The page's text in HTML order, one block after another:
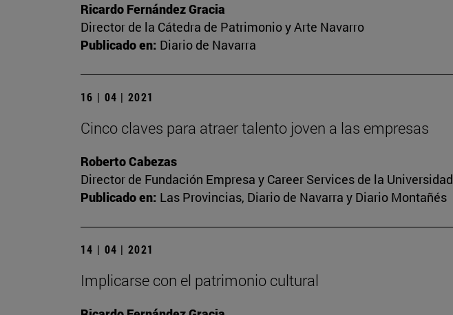
Ricardo Fernández Gracia
Director de la Cátedra de Patrimonio y Arte Navarro
Publicado en: Diario de Navarra
16 | 04 | 2021
Cinco claves para atraer talento joven a las empresas
Roberto Cabezas
Director de Fundación Empresa y Career Services de la Universidad
Publicado en: Las Provincias, Diario de Navarra y Diario Montañés
14 | 04 | 2021
Implicarse con el patrimonio cultural